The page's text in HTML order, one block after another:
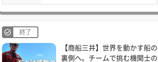
終了
【商船三井】世界を動かす船の
裏側へ。チームで挑む機関士の